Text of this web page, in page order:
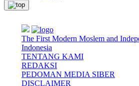
The First Modern Moslem and
Indonesia
TENTANG KAMI
REDAKSI
PEDOMAN MEDIA SIBER
DISCLAIMER